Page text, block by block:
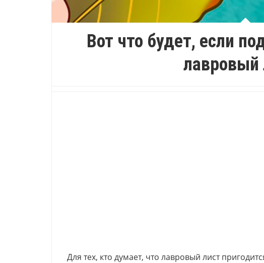
Вот что будет, если
лавровый
Для тех, кто думает, что лавровый лист